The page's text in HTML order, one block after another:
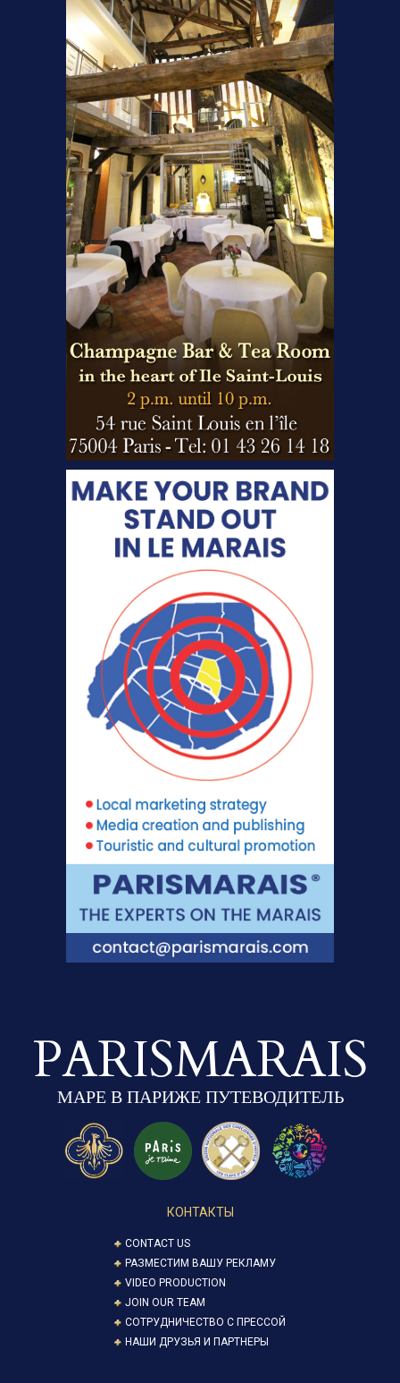
PARISMARAIS
МАРЕ В ПАРИЖЕ ПУТЕВОДИТЕЛЬ
КОНТАКТЫ
CONTACT US
РАЗМЕСТИМ ВАШУ РЕКЛАМУ
VIDEO PRODUCTION
JOIN OUR TEAM
СОТРУДНИЧЕСТВО С ПРЕССОЙ
НАШИ ДРУЗЬЯ И ПАРТНЕРЫ